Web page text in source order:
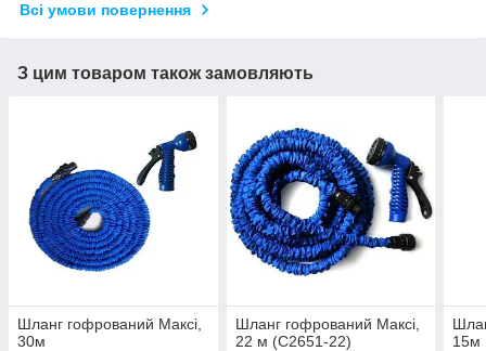
Всі умови повернення
З цим товаром також замовляють
Шланг гофрований Максі,
30м
Шланг гофрований Максі,
22 м (C2651-22)
15м